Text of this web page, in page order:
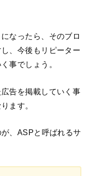
なったら、そのブロ
、今後もリピーター
事でしょう。
告を掲載していく事
ます。
、ASPと呼ばれるサ